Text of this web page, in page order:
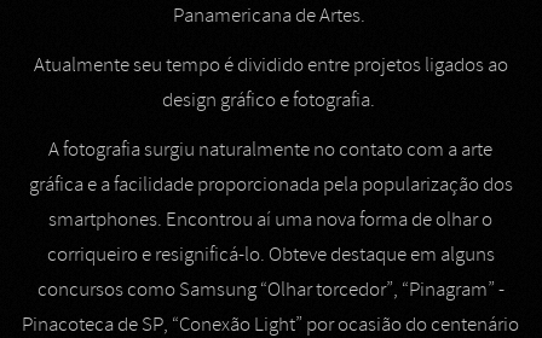
Panamericana de Artes.
Atualmente seu tempo é dividido entre projetos ligados ao
design gráfico e fotografia.
A fotografia surgiu naturalmente no contato com a arte
gráfica e a facilidade proporcionada pela popularização dos
smartphones. Encontrou aí uma nova forma de olhar o
corriqueiro e resignificá-lo. Obteve destaque em alguns
concursos como Samsung “Olhar torcedor”, “Pinagram” -
Pinacoteca de SP, “Conexão Light” por ocasião do centenário